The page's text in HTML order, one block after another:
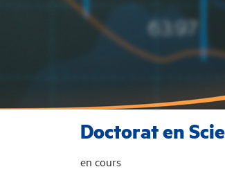
Doctorat en
en cours